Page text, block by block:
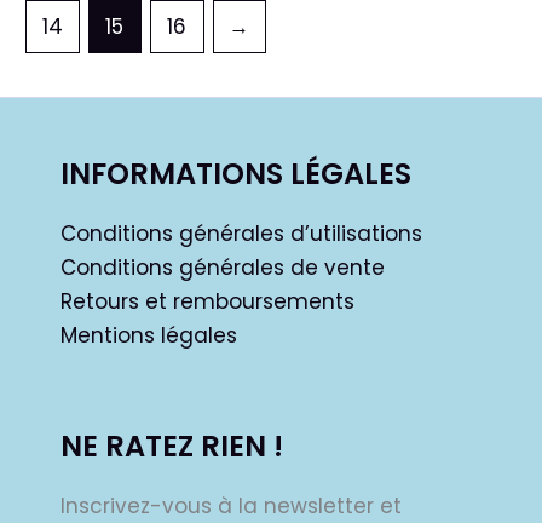
14 15 16 →
INFORMATIONS LÉGALES
Conditions générales d’utilisations
Conditions générales de vente
Retours et remboursements
Mentions légales
NE RATEZ RIEN !
Inscrivez-vous à la newsletter et